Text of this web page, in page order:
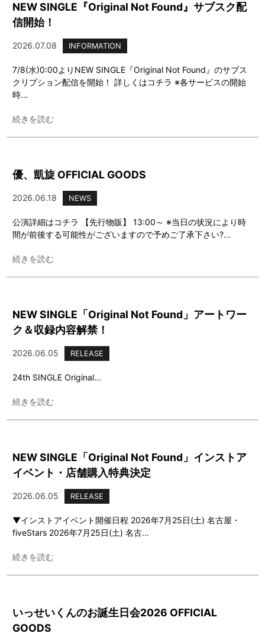
NEW SINGLE『Original Not Found』サブスク配
信開始！
2026.07.08 INFORMATION
7/8(水)0:00よりNEW SINGLE『Original Not Found』のサブス
クリプション配信を開始！ 詳しくはコチラ ※各サービスの開始
時...
続きを読む
優、凱旋 OFFICIAL GOODS
2026.06.18 NEWS
公演詳細はコチラ 【先行物販】 13:00～ ※当日の状況により時
間が前後する可能性がございますので予めご了承下さい?...
続きを読む
NEW SINGLE「Original Not Found」アートワー
ク＆収録内容解禁！
2026.06.05 RELEASE
24th SINGLE Original...
続きを読む
NEW SINGLE「Original Not Found」インストア
イベント・店舗購入特典決定
2026.06.05 RELEASE
▼インストアイベント開催日程 2026年7月25日(土) 名古屋・
fiveStars 2026年7月25日(土) 名古...
続きを読む
いっせいくんのお誕生日会2026 OFFICIAL
GOODS